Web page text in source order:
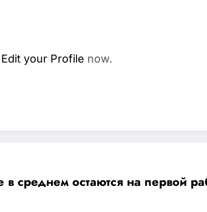
Edit your Profile now.
в среднем остаются на первой